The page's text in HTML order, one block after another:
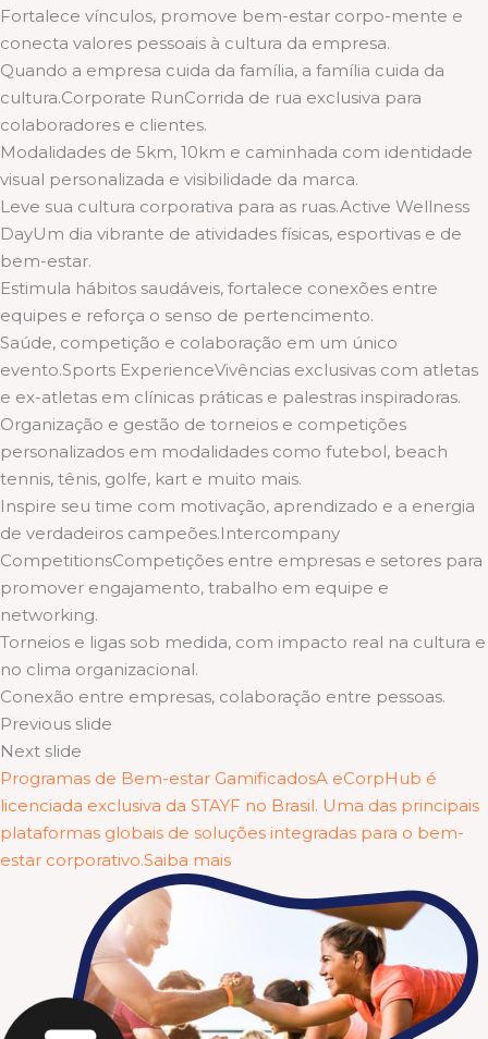
Fortalece vínculos, promove bem-estar corpo-mente e
conecta valores pessoais à cultura da empresa.
Quando a empresa cuida da família, a família cuida da
cultura.Corporate RunCorrida de rua exclusiva para
colaboradores e clientes.
Modalidades de 5km, 10km e caminhada com identidade
visual personalizada e visibilidade da marca.
Leve sua cultura corporativa para as ruas.Active Wellness
DayUm dia vibrante de atividades físicas, esportivas e de
bem-estar.
Estimula hábitos saudáveis, fortalece conexões entre
equipes e reforça o senso de pertencimento.
Saúde, competição e colaboração em um único
evento.Sports ExperienceVivências exclusivas com atletas
e ex-atletas em clínicas práticas e palestras inspiradoras.
Organização e gestão de torneios e competições
personalizados em modalidades como futebol, beach
tennis, tênis, golfe, kart e muito mais.
Inspire seu time com motivação, aprendizado e a energia
de verdadeiros campeões.Intercompany
CompetitionsCompetições entre empresas e setores para
promover engajamento, trabalho em equipe e
networking.
Torneios e ligas sob medida, com impacto real na cultura e
no clima organizacional.
Conexão entre empresas, colaboração entre pessoas.
Previous slide
Next slide
Programas de Bem-estar GamificadosA eCorpHub é
licenciada exclusiva da STAYF no Brasil. Uma das principais
plataformas globais de soluções integradas para o bem-
estar corporativo.Saiba mais